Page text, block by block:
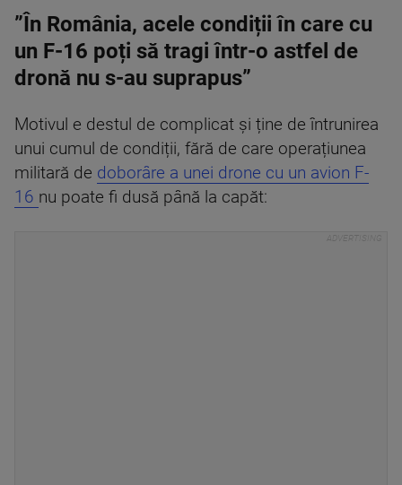
”În România, acele condiții în care cu
un F-16 poți să tragi într-o astfel de
dronă nu s-au suprapus”
Motivul e destul de complicat și ține de întrunirea
unui cumul de condiții, fără de care operațiunea
militară de doborâre a unei drone cu un avion F-
16 nu poate fi dusă până la capăt: